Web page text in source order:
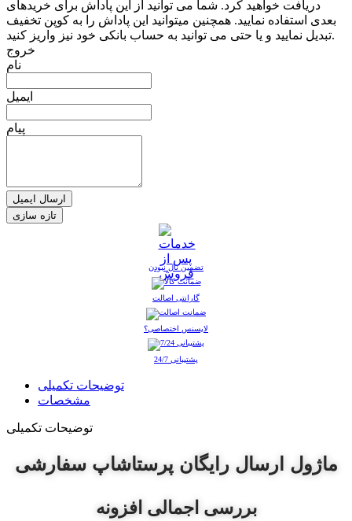
دریافت خواهید کرد. شما می توانید از این پاداش برای خریدهای
بعدی استفاده نمایید. همچنین میتوانید این پاداش را به کوپن تخفیف
تبدیل نمایید و یا حتی می توانید به حساب بانکی خود نیز واریز کنید.
خروج
نام
ایمیل
پیام
ارسال ایمیل
تضمین نال نبودن
گارانتی اصالت
لایسنس اختصاصی؟
پشتیبانی 24/7
توضیحات تکمیلی
مشخصات
توضیحات تکمیلی
ماژول ارسال رایگان پرستاشاپ سفارشی
بررسی اجمالی افزونه